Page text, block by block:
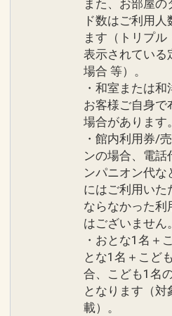
「シギラ タートルベ
などでのご来店はご
●館内のパブリックス
ポイントタトゥーを
の露出をご遠慮いた
●バスローブ、パジャ
オル類は客室内のみ
ただいております。
設定期間：2026年4
インターネットコー
17263381
●隣接された２つの
ルのご利用可能
●シギラの雄大な海
チサイドプール」のご
●女性のお客様は通
ンケアセットをご用意
●ランドリールームご
※ベイサイド棟３・５
●オリオンビール、
ルウォーター各２本
●朝食をブランチに変
※旅行代金に含まれ
また、お部屋
ド数はご利用
ます（トリプ
表示されている
場合 等）。
・和室または和
お客様ご自身で
場合があります。
・館内利用券/
ンの場合、電話
ンパニオン代
にはご利用いた
ならなかった利
はございません。
・おとな1名＋
とな1名＋こど
合、こども1名
となります（
載）。